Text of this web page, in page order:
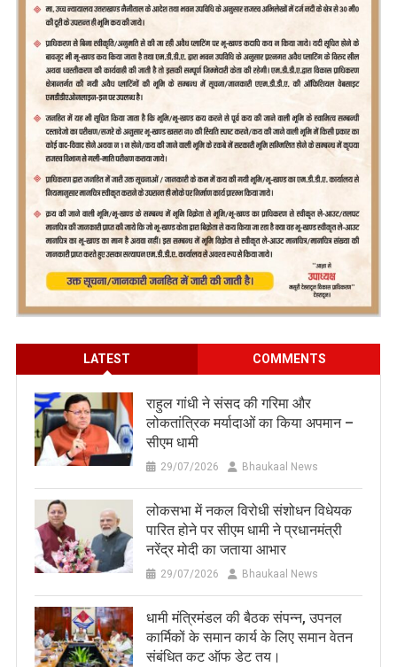
LATEST COMMENTS
राहुल गांधी ने संसद की गरिमा और
लोकतांत्रिक मर्यादाओं का किया अपमान –
सीएम धामी
29/07/2026 Bhaukaal News
लोकसभा में नकल विरोधी संशोधन विधेयक
पारित होने पर सीएम धामी ने प्रधानमंत्री
नरेंद्र मोदी का जताया आभार
29/07/2026 Bhaukaal News
धामी मंत्रिमंडल की बैठक संपन्न, उपनल
कार्मिकों के समान कार्य के लिए समान वेतन
संबंधित कट ऑफ डेट तय।